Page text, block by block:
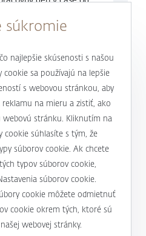
9.00 do
17.00 hod.
0800 900 500
+421 232 607 187
údaje
súkromie
najlepšie skúsenosti s našou
sa používajú na lepšie
s webovou stránkou, aby
na mieru a zistiť, ako
webovú stránku. Kliknutím na
cookie súhlasíte s tým, že
súborov cookie. Ak chcete
typov súborov cookie,
súborov cookie.
cookie môžete odmietnuť
cookie okrem tých, ktoré sú
webovej stránky.